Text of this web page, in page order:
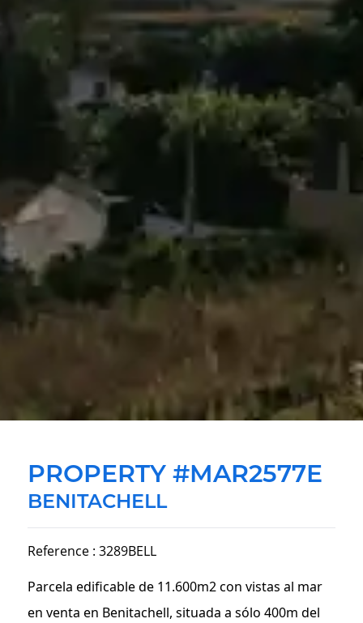
PROPERTY #MAR2577E
BENITACHELL
Reference : 3289BELL
Parcela edificable de 11.600m2 con vistas al mar
en venta en Benitachell, situada a sólo 400m del